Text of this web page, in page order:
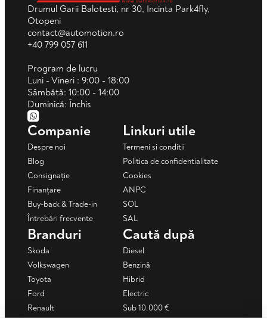
Drumul Garii Balotesti, nr 30, Incinta Park4fly,
Otopeni
contact@automotion.ro
+40 799 057 611
Program de lucru
Luni - Vineri : 9:00 - 18:00
Sâmbătă: 10:00 - 14:00
Duminică: Închis
Companie
Despre noi
Blog
Consignație
Finanțare
Buy-back & Trade-in
Întrebări frecvente
Linkuri utile
Termeni si conditii
Politica de confidentialitate
Cookies
ANPC
SOL
SAL
Branduri
Skoda
Volkswagen
Toyota
Ford
Renault
Caută după
Diesel
Benzină
Hibrid
Electric
Sub 10.000 €